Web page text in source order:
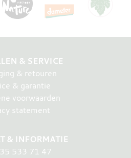
& SERVICE
& retouren
& garantie
voorwaarden
statement
& INFORMATIE
533 71 47